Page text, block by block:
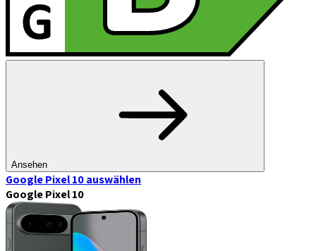
Ansehen
Google Pixel 10auswählen
Google Pixel 10